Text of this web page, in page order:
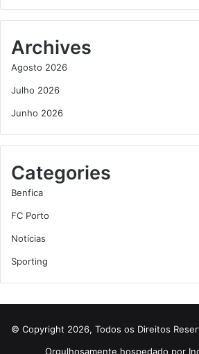
Archives
Agosto 2026
Julho 2026
Junho 2026
Categories
Benfica
FC Porto
Notícias
Sporting
© Copyright 2026, Todos os Direitos
Orgulhosamente hospedado por